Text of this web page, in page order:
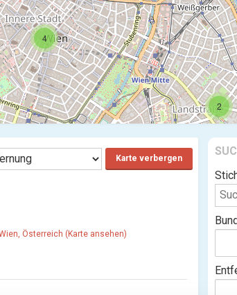
2
4
Karte verbergen
Österreich (Karte ansehen)